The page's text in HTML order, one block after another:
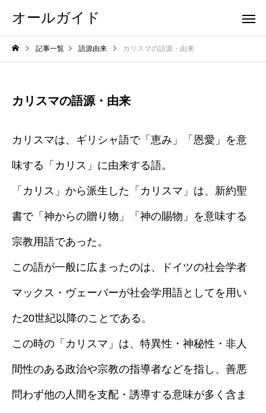
オールガイド
記事一覧 語源由来 カリスマの語源・由来
カリスマの語源・由来
カリスマは、ギリシャ語で「恵み」「恩愛」を意
味する「カリス」に由来する語。
「カリス」から派生した「カリスマ」は、新約聖
書で「神からの贈り物」「神の賜物」を意味する
宗教用語であった。
この語が一般に広まったのは、ドイツの社会学者
マックス・ヴェーバーが社会学用語としてを用い
た20世紀以降のことである。
この時の「カリスマ」は、特異性・神秘性・非人
間性のある政治や宗教の指導者などを指し、善悪
問わず他の人間を支配・誘導する意味が多く含ま